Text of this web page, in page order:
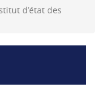
d’état des